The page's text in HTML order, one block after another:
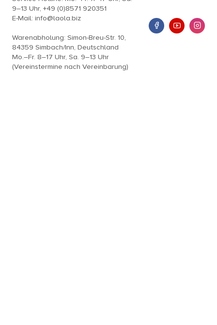
9–13 Uhr, +49 (0)8571 920351
E-Mail: info@laola.biz
Warenabholung: Simon-Breu-Str. 10,
84359 Simbach/Inn, Deutschland
Mo.–Fr. 8–17 Uhr, Sa. 9–13 Uhr
(Vereinstermine nach Vereinbarung)